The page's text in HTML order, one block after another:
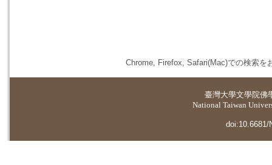
Chrome, Firefox, Safari(Mac)での検索を
臺灣大學文學院佛
National Taiwan
doi:10.6681/